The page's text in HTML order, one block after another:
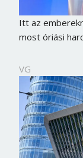
Itt az
most óriási
VG
E-mail cím